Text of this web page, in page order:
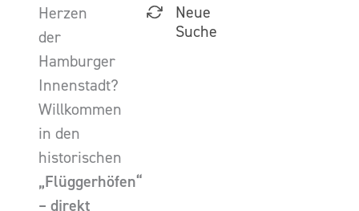
Herzen
der
Hamburger
Innenstadt?
Willkommen
in den
historischen
„Flüggerhöfen“
– direkt
Neue
Suche